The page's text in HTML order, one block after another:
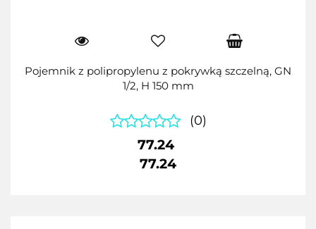
Pojemnik z polipropylenu z pokrywką szczelną, GN
1/2, H 150 mm
(0)
77.24
77.24